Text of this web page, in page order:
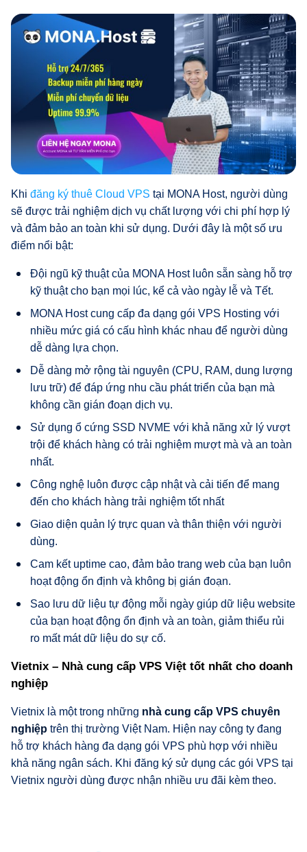
Khi đăng ký thuê Cloud VPS tại MONA Host, người dùng
sẽ được trải nghiệm dịch vụ chất lượng với chi phí hợp lý
và đảm bảo an toàn khi sử dụng. Dưới đây là một số ưu
điểm nổi bật:
Đội ngũ kỹ thuật của MONA Host luôn sẵn sàng hỗ trợ
kỹ thuật cho bạn mọi lúc, kể cả vào ngày lễ và Tết.
MONA Host cung cấp đa dạng gói VPS Hosting với
nhiều mức giá có cấu hình khác nhau để người dùng
dễ dàng lựa chọn.
Dễ dàng mở rộng tài nguyên (CPU, RAM, dung lượng
lưu trữ) để đáp ứng nhu cầu phát triển của bạn mà
không cần gián đoạn dịch vụ.
Sử dụng ổ cứng SSD NVME với khả năng xử lý vượt
trội để khách hàng có trải nghiệm mượt mà và an toàn
nhất.
Công nghệ luôn được cập nhật và cải tiến để mang
đến cho khách hàng trải nghiệm tốt nhất
Giao diện quản lý trực quan và thân thiện với người
dùng.
Cam kết uptime cao, đảm bảo trang web của bạn luôn
hoạt động ổn định và không bị gián đoạn.
Sao lưu dữ liệu tự động mỗi ngày giúp dữ liệu website
của bạn hoạt động ổn định và an toàn, giảm thiểu rủi
ro mất mát dữ liệu do sự cố.
Vietnix – Nhà cung cấp VPS Việt tốt nhất cho doanh
nghiệp
Vietnix là một trong những nhà cung cấp VPS chuyên
nghiệp trên thị trường Việt Nam. Hiện nay công ty đang
hỗ trợ khách hàng đa dạng gói VPS phù hợp với nhiều
khả năng ngân sách. Khi đăng ký sử dụng các gói VPS tại
Vietnix người dùng được nhận nhiều ưu đãi kèm theo.